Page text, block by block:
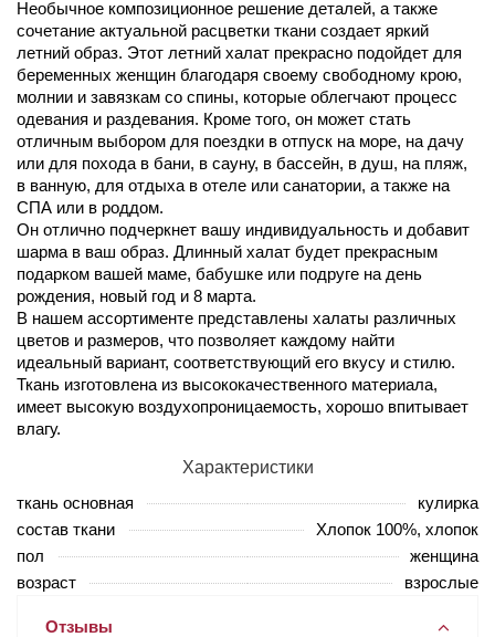
Необычное композиционное решение деталей, а также
сочетание актуальной расцветки ткани создает яркий
летний образ. Этот летний халат прекрасно подойдет для
беременных женщин благодаря своему свободному крою,
молнии и завязкам со спины, которые облегчают процесс
одевания и раздевания. Кроме того, он может стать
отличным выбором для поездки в отпуск на море, на дачу
или для похода в бани, в сауну, в бассейн, в душ, на пляж,
в ванную, для отдыха в отеле или санатории, а также на
СПА или в роддом.
Он отлично подчеркнет вашу индивидуальность и добавит
шарма в ваш образ. Длинный халат будет прекрасным
подарком вашей маме, бабушке или подруге на день
рождения, новый год и 8 марта.
В нашем ассортименте представлены халаты различных
цветов и размеров, что позволяет каждому найти
идеальный вариант, соответствующий его вкусу и стилю.
Ткань изготовлена из высококачественного материала,
имеет высокую воздухопроницаемость, хорошо впитывает
влагу.
Характеристики
ткань основная
кулирка
состав ткани
Хлопок 100%, хлопок
пол
женщина
возраст
взрослые
Отзывы